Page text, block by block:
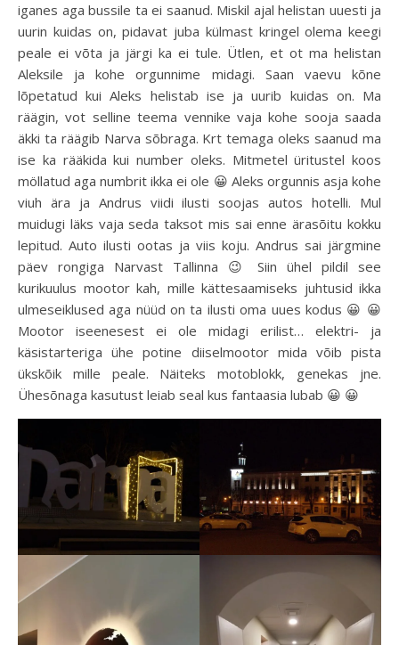
iganes aga bussile ta ei saanud. Miskil ajal helistan uuesti ja
uurin kuidas on, pidavat juba külmast kringel olema keegi
peale ei võta ja järgi ka ei tule. Ütlen, et ot ma helistan
Aleksile ja kohe orgunnime midagi. Saan vaevu kõne
lõpetatud kui Aleks helistab ise ja uurib kuidas on. Ma
räägin, vot selline teema vennike vaja kohe sooja saada
äkki ta räägib Narva sõbraga. Krt temaga oleks saanud ma
ise ka rääkida kui number oleks. Mitmetel üritustel koos
möllatud aga numbrit ikka ei ole 😀 Aleks orgunnis asja kohe
viuh ära ja Andrus viidi ilusti soojas autos hotelli. Mul
muidugi läks vaja seda taksot mis sai enne ärasõitu kokku
lepitud. Auto ilusti ootas ja viis koju. Andrus sai järgmine
päev rongiga Narvast Tallinna 😉 Siin ühel pildil see
kurikuulus mootor kah, mille kättesaamiseks juhtusid ikka
ulmeseiklused aga nüüd on ta ilusti oma uues kodus 😀 😀
Mootor iseenesest ei ole midagi erilist… elektri- ja
käsistarteriga ühe potine diiselmootor mida võib pista
ükskõik mille peale. Näiteks motoblokk, genekas jne.
Ühesõnaga kasutust leiab seal kus fantaasia lubab 😀 😀